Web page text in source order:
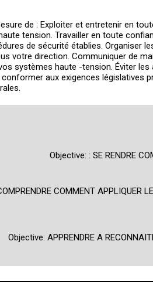
de : Exploiter et entretenir en
tension. Travailler en toute
de sécurité établies. Organiser
votre direction. Communiquer de
systèmes haute -tension. Éviter les
aux exigences législatives
Objective: : SE RENDRE
COMMENT APPLIQUER
Objective: APPRENDRE A